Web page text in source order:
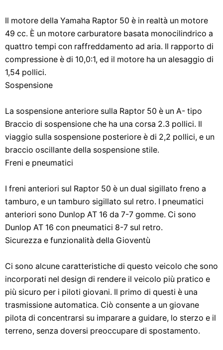
Il motore della Yamaha Raptor 50 è in realtà un motore
49 cc. È un motore carburatore basata monocilindrico a
quattro tempi con raffreddamento ad aria. Il rapporto di
compressione è di 10,0:1, ed il motore ha un alesaggio di
1,54 pollici.
Sospensione
La sospensione anteriore sulla Raptor 50 è un A- tipo
Braccio di sospensione che ha una corsa 2.3 pollici. Il
viaggio sulla sospensione posteriore è di 2,2 pollici, e un
braccio oscillante della sospensione stile.
Freni e pneumatici
I freni anteriori sul Raptor 50 è un dual sigillato freno a
tamburo, e un tamburo sigillato sul retro. I pneumatici
anteriori sono Dunlop AT 16 da 7-7 gomme. Ci sono
Dunlop AT 16 con pneumatici 8-7 sul retro.
Sicurezza e funzionalità della Gioventù
Ci sono alcune caratteristiche di questo veicolo che sono
incorporati nel design di rendere il veicolo più pratico e
più sicuro per i piloti giovani. Il primo di questi è una
trasmissione automatica. Ciò consente a un giovane
pilota di concentrarsi su imparare a guidare, lo sterzo e il
terreno, senza doversi preoccupare di spostamento.